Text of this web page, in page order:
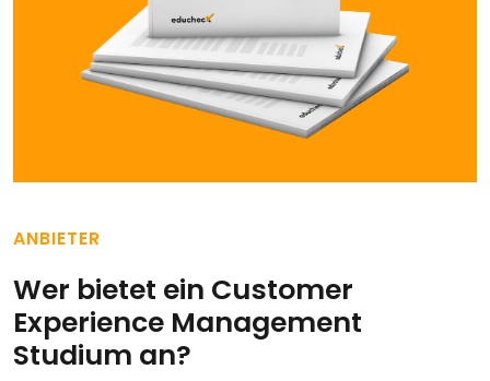
ANBIETER
Wer bietet ein Customer
Experience Management
Studium an?